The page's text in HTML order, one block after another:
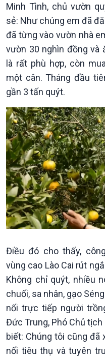
Chính trị
Tin Chính trị
Chính phủ với người dân
Quốc hội với cử tri
Xây dựng đảng
Đảng trong cuộc sống
Nhận diện sự thật
Pháp luật và đời sống
Minh Tình, chủ vườn
sẻ: Như chúng em đã
đã từng vào vườn nhà
vườn 30 nghìn đồng và
là rất phù hợp, còn
một cân. Tháng đầu
gần 3 tấn quýt.
Điều đó cho thấy,
vùng cao Lào Cai rút
Không chỉ quýt, nhiều
chuối, sa nhân, gạo
nối trực tiếp người
Đức Trung, Phó Chủ
biết: Chúng tôi cũng
nối tiêu thụ và tuyên